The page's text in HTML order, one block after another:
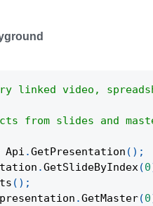
linked video,
from slides and
Api .GetPresentation ( ) ;
.GetSlideByIndex(0
( ) ;
presentation .GetMaster(0